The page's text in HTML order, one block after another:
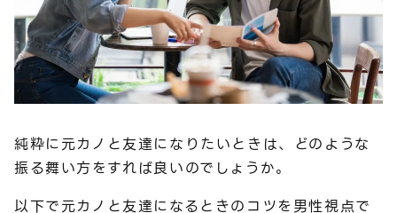
純粋に元カノと友達になりたいときは、どのような
振る舞い方をすれば良いのでしょうか。
以下で元カノと友達になるときのコツを男性視点で